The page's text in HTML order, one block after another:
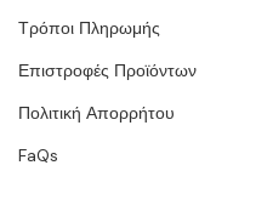
Τρόποι Πληρωμής
Επιστροφές Προϊόντων
Πολιτική Απορρήτου
FaQs